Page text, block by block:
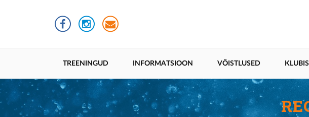
Põhinavigatsioon
TREENINGUD INFORMATSIOON VÕISTLUSED